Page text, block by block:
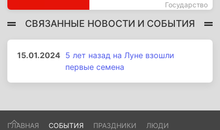
Государство
СВЯЗАННЫЕ НОВОСТИ И СОБЫТИЯ
15.01.2024 5 лет назад на Луне взошли
первые семена
ГЛАВНАЯ СОБЫТИЯ ПРАЗДНИКИ
ЛЮДИ